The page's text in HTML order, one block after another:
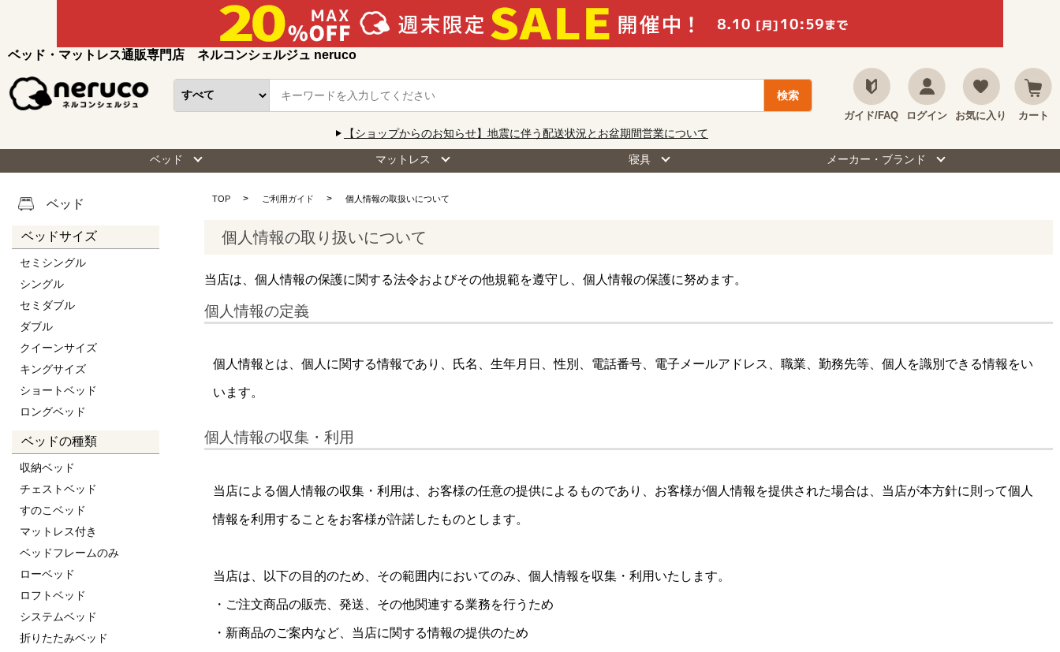
ベッド・マットレス通販専門店 ネルコンシェルジュ neruco
ガイド/FAQ ログイン お気に入り カート
【ショップからのお知らせ】地震に伴う配送状況とお盆期間営業について
ベッド マットレス 寝具 メーカー・ブランド
ベッド
ベッドサイズ
セミシングル
シングル
セミダブル
ダブル
クイーンサイズ
キングサイズ
ショートベッド
ロングベッド
ベッドの種類
収納ベッド
チェストベッド
すのこベッド
マットレス付き
ベッドフレームのみ
ローベッド
ロフトベッド
システムベッド
折りたたみベッド
TOP ご利用ガイド 個人情報の取扱いについて
個人情報の取り扱いについて
当店は、個人情報の保護に関する法令およびその他規範を遵守し、個人情報の保護に努めます。
個人情報の定義
個人情報とは、個人に関する情報であり、氏名、生年月日、性別、電話番号、電子メールアドレス、職業、勤務先等、個人を識別できる情報をい
います。
個人情報の収集・利用
当店による個人情報の収集・利用は、お客様の任意の提供によるものであり、お客様が個人情報を提供された場合は、当店が本方針に則って個人
情報を利用することをお客様が許諾したものとします。
当店は、以下の目的のため、その範囲内においてのみ、個人情報を収集・利用いたします。
・ご注文商品の販売、発送、その他関連する業務を行うため
・新商品のご案内など、当店に関する情報の提供のため